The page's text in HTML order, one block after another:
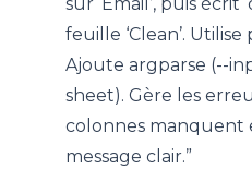
sur ‘Email’, puis écrit
feuille ‘Clean’.
Ajoute argparse (--
sheet). Gère les
colonnes manquent
message clair.”